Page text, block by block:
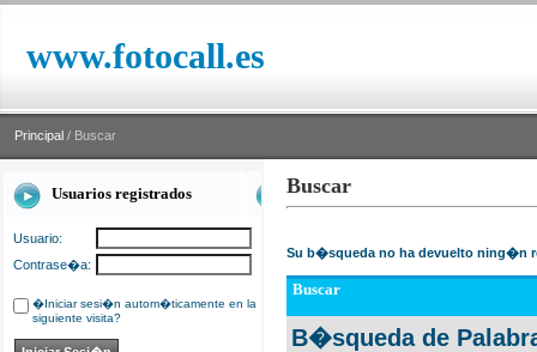
www.fotocall.es
Principal / Buscar
Usuarios registrados
Usuario:
Contrase�a:
�Iniciar sesi�n autom�ticamente en la
siguiente visita?
Buscar
Su b�squeda no ha devuelto ning�n
Buscar
B�squeda de